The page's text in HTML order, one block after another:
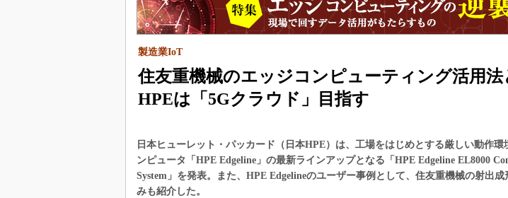
IIFES
国際ロボット展
TECHNO-FRONTIER
EdgeTech+
日本ものづくりワールド
VR／AR
フィールドサービス
組み込み画像技術
ISO26262
無償設計ツール
FA
モビリティ
住友重機械のエッジコンピューティング活用法
HPEは「5Gクラウド」目指す
製造業IoT
日本ヒューレット・パッカード（日本HPE）は、工場をはじめとする厳しい動作環
ンピュータ「HPE Edgeline」の最新ラインアップとなる「HPE Edgeline EL8000
System」を発表。また、HPE Edgelineのユーザー事例として、住友重機械の射出成
みも紹介した。